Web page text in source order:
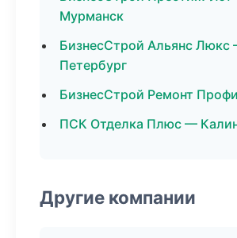
Мурманск
БизнесСтрой Альянс Люкс
Петербург
БизнесСтрой Ремонт
ПСК Отделка Плюс —
Другие компании